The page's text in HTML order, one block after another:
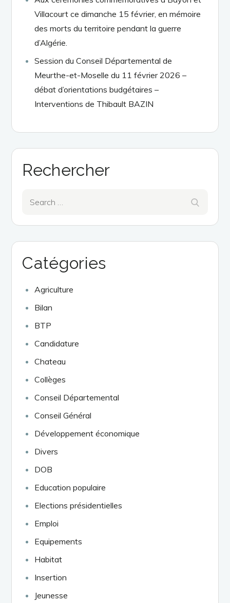
Villacourt ce dimanche 15 février, en mémoire
des morts du territoire pendant la guerre
d’Algérie.
Session du Conseil Départemental de
Meurthe-et-Moselle du 11 février 2026 –
débat d’orientations budgétaires –
Interventions de Thibault BAZIN
Rechercher
Catégories
Agriculture
Bilan
BTP
Candidature
Chateau
Collèges
Conseil Départemental
Conseil Général
Développement économique
Divers
DOB
Education populaire
Elections présidentielles
Emploi
Equipements
Habitat
Insertion
Jeunesse